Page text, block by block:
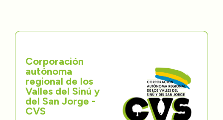
Participa
Trámites y Servicios
Contáctenos
Corporación
autónoma
regional de los
Valles del Sinú y
del San Jorge -
CVS